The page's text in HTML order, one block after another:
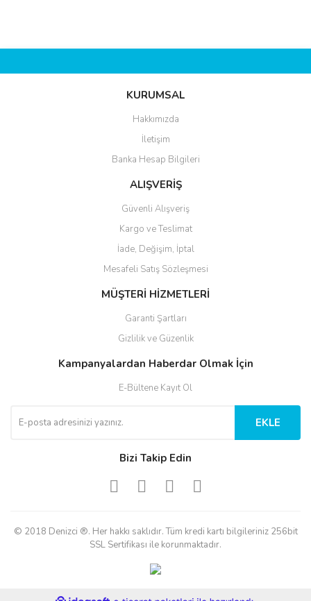
KURUMSAL
Hakkımızda
İletişim
Banka Hesap Bilgileri
ALIŞVERİŞ
Güvenli Alışveriş
Kargo ve Teslimat
İade, Değişim, İptal
Mesafeli Satış Sözleşmesi
MÜŞTERİ HİZMETLERİ
Garanti Şartları
Gizlilik ve Güzenlik
Kampanyalardan Haberdar Olmak İçin
E-Bültene Kayıt Ol
EKLE
Bizi Takip Edin
© 2018 Denizci ®. Her hakkı saklıdır. Tüm kredi kartı bilgileriniz 256bit
SSL Sertifikası ile korunmaktadır.